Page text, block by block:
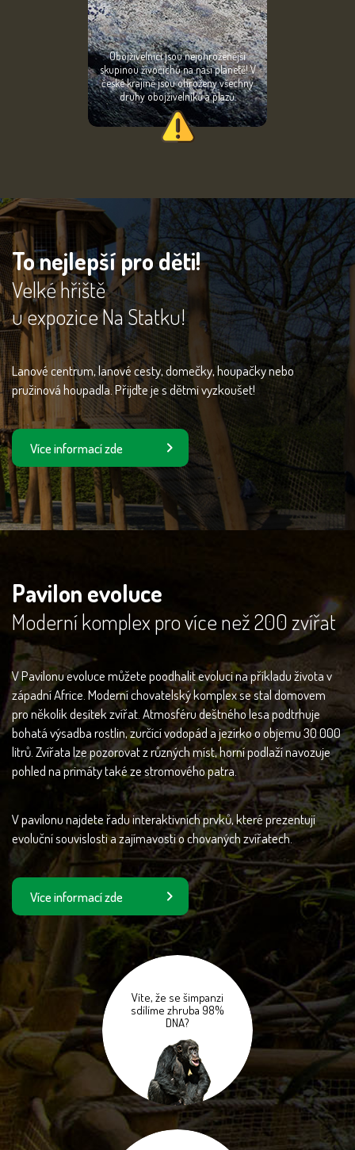
Obojživelníci jsou nejohroženější
skupinou živočichů na naší planetě! V
české krajině jsou ohroženy všechny
druhy obojživelníků a plazů.
To nejlepší pro děti!
Velké hřiště
u expozice Na Statku!
Lanové centrum, lanové cesty, domečky, houpačky nebo
pružinová houpadla. Přijďte je s dětmi vyzkoušet!
Více informací zde
Pavilon evoluce
Moderní komplex pro více než 200 zvířat
V Pavilonu evoluce můžete poodhalit evoluci na příkladu života v
západní Africe. Moderní chovatelský komplex se stal domovem
pro několik desítek zvířat. Atmosféru deštného lesa podtrhuje
bohatá výsadba rostlin, zurčící vodopád a jezírko o objemu 30 000
litrů. Zvířata lze pozorovat z různých míst, horní podlaží navozuje
pohled na primáty také ze stromového patra.
V pavilonu najdete řadu interaktivních prvků, které prezentují
evoluční souvislosti a zajímavosti o chovaných zvířatech.
Více informací zde
Víte, že se šimpanzi
sdílíme zhruba 98%
DNA?